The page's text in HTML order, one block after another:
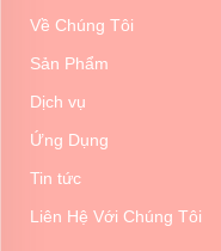
Về Chúng Tôi
Sản Phẩm
Dịch vụ
Ứng Dụng
Tin tức
Liên Hệ Với Chúng Tôi